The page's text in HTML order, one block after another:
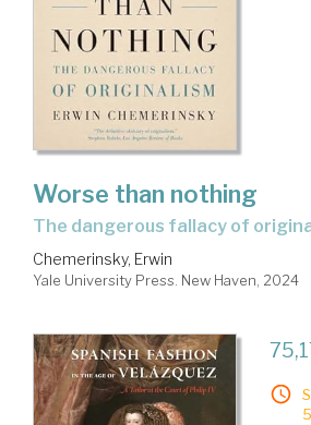
Worse than nothing
the dangerous fallacy of
Chemerinsky, Erwin
Yale University Press. New Haven, 2024